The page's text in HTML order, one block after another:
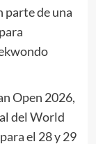
parte de una
Open 2026,
del World
el 28 y 29